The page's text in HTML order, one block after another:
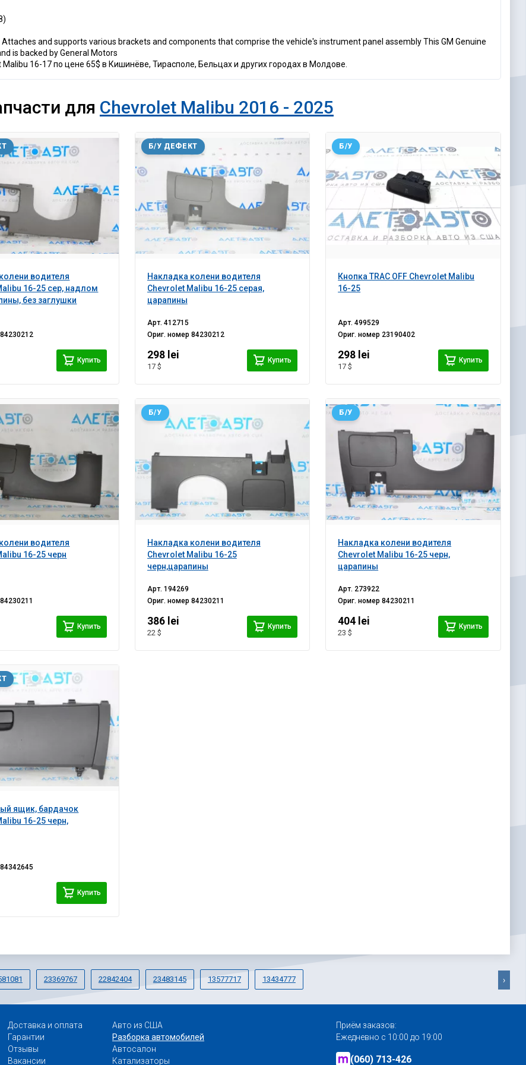
and supports various brackets and components that comprise the vehicle's instrument panel assembly This GM Genuine
is backed by General Motors
16-17 по цене 65$ в Кишинёве, Тирасполе, Бельцах и других городах в Молдове.
для Chevrolet Malibu 2016 - 2025
водителя
16-25 сер, надлом
без заглушки
84230212
Купить
Накладка колени водителя
Chevrolet Malibu 16-25 серая,
царапины
Б/У ДЕФЕКТ
Арт. 412715
Ориг. номер 84230212
298 lei
17 $
Купить
Кнопка TRAC OFF Chevrolet Malibu
16-25
Б/У
Арт.499529
Ориг. номер 23190402
298 lei
17 $
Купить
водителя
16-25 черн
84230211
Купить
Накладка колени водителя
Chevrolet Malibu 16-25
черн,царапины
Б/У
Арт. 194269
Ориг. номер 84230211
386 lei
22 $
Купить
Накладка колени водителя
Chevrolet Malibu 16-25 черн,
царапины
Б/У
Арт. 273922
Ориг. номер84230211
404 lei
23 $
Купить
ящик, бардачок
16-25 черн,
84342645
Купить
23369767 22842404 23483145 13577717 13434777 ›
Доставка и оплата
Гарантии
Отзывы
Вакансии
Авто из США
Разборка автомобилей
Автосалон
Катализаторы
Приём заказов:
Ежедневно с 10:00 до 19:00
(060) 713-426